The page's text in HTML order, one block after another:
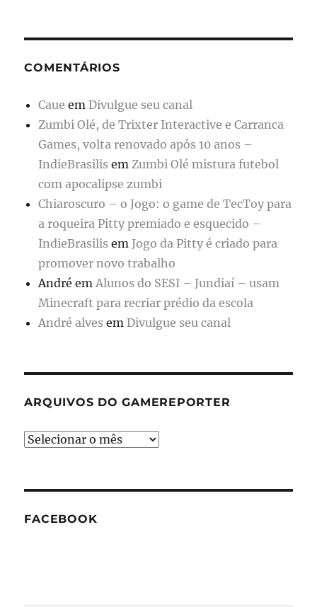
COMENTÁRIOS
Caue em Divulgue seu canal
Zumbi Olé, de Trixter Interactive e Carranca
Games, volta renovado após 10 anos –
IndieBrasilis em Zumbi Olé mistura futebol
com apocalipse zumbi
Chiaroscuro – o Jogo: o game de TecToy para
a roqueira Pitty premiado e esquecido –
IndieBrasilis em Jogo da Pitty é criado para
promover novo trabalho
André em Alunos do SESI – Jundiaí – usam
Minecraft para recriar prédio da escola
André alves em Divulgue seu canal
ARQUIVOS DO GAMEREPORTER
Arquivos
FACEBOOK